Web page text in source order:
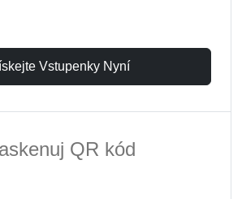
Vstupenky Nyní
QR kód